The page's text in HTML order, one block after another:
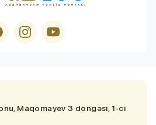
Maqomayev 3 döngəsi, 1-ci